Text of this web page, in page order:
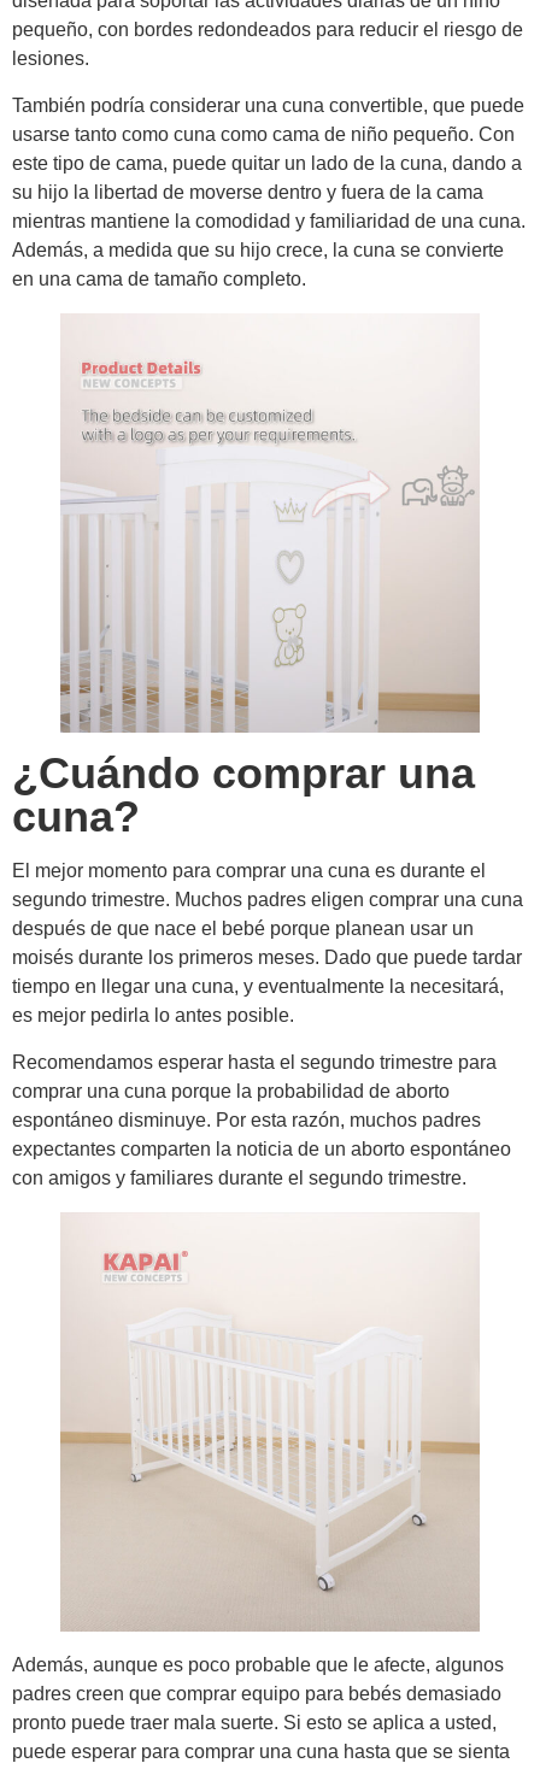
pequeño, con bordes redondeados para reducir el riesgo de
lesiones.
También podría considerar una cuna convertible, que puede
usarse tanto como cuna como cama de niño pequeño. Con
este tipo de cama, puede quitar un lado de la cuna, dando a
su hijo la libertad de moverse dentro y fuera de la cama
mientras mantiene la comodidad y familiaridad de una cuna.
Además, a medida que su hijo crece, la cuna se convierte
en una cama de tamaño completo.
¿Cuándo comprar una
cuna?
El mejor momento para comprar una cuna es durante el
segundo trimestre. Muchos padres eligen comprar una cuna
después de que nace el bebé porque planean usar un
moisés durante los primeros meses. Dado que puede tardar
tiempo en llegar una cuna, y eventualmente la necesitará,
es mejor pedirla lo antes posible.
Recomendamos esperar hasta el segundo trimestre para
comprar una cuna porque la probabilidad de aborto
espontáneo disminuye. Por esta razón, muchos padres
expectantes comparten la noticia de un aborto espontáneo
con amigos y familiares durante el segundo trimestre.
Además, aunque es poco probable que le afecte, algunos
padres creen que comprar equipo para bebés demasiado
pronto puede traer mala suerte. Si esto se aplica a usted,
puede esperar para comprar una cuna hasta que se sienta